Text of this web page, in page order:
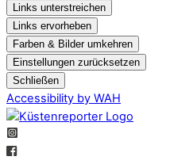
Links unterstreichen
Links ervorheben
Farben & Bilder umkehren
Einstellungen zurücksetzen
Schließen
Accessibility by WAH